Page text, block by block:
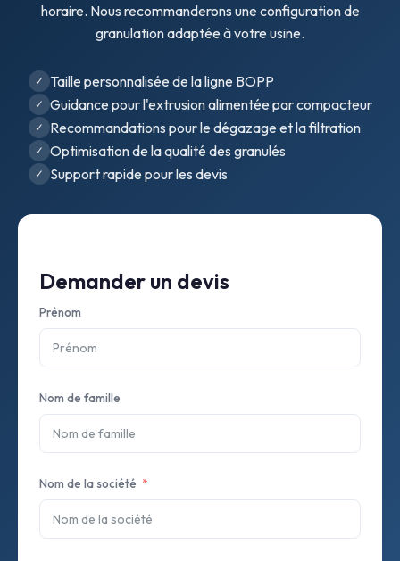
horaire. Nous recommanderons une configuration de
granulation adaptée à votre usine.
Taille personnalisée de la ligne BOPP
Guidance pour l'extrusion alimentée par compacteur
Recommandations pour le dégazage et la filtration
Optimisation de la qualité des granulés
Support rapide pour les devis
Demander un devis
Prénom
Nom de famille
Nom de la société